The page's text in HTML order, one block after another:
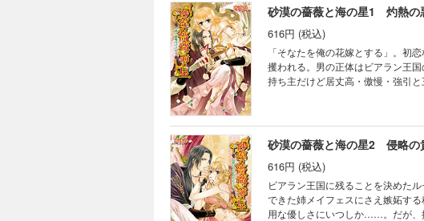
砂漠の薔薇と海の星1 灼熱の
616円 (税込)
「そなたを俺の花嫁とする」。初
攫われる。男の正体はビアラン王
持ち主だけど居丈高・傲慢・強引
砂漠の薔薇と海の星2 侵略の
616円 (税込)
ビアラン王国に残ることを決めた
できた姉メイフェスにさえ嫉妬す
用な優しさにいつしか……。だが、